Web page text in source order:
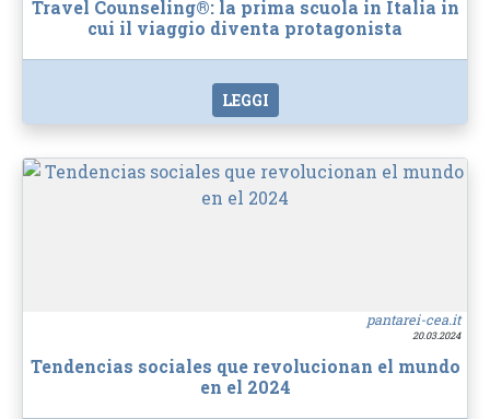
Travel Counseling®: la prima scuola in Italia in
cui il viaggio diventa protagonista
LEGGI
pantarei-cea.it
20.03.2024
Tendencias sociales que revolucionan el mundo
en el 2024